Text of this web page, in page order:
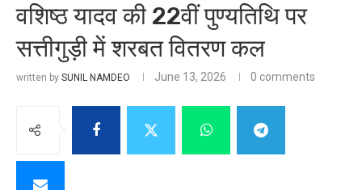
वशिष्ठ यादव की 22वीं पुण्यतिथि पर
सत्तीगुड़ी में शरबत वितरण कल
written by SUNIL NAMDEO June 13, 2026 0 comments